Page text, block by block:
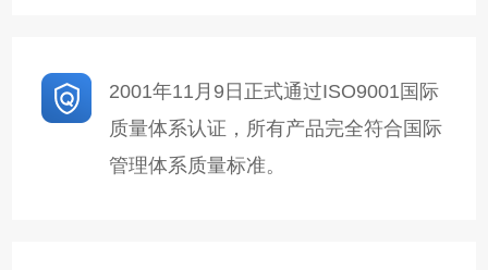
2001年11月9日正式通过ISO9001国际
质量体系认证，所有产品完全符合国际
管理体系质量标准。